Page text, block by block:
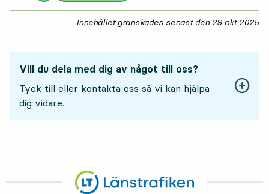
Innehållet granskades senast den 29 okt 2025
Vill du dela med dig av något till oss?
Tyck till eller kontakta oss så vi kan hjälpa
dig vidare.